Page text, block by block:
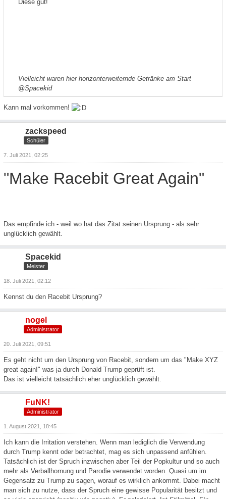
Diese gut!
Vielleicht waren hier horizonterweiternde Getränke am Start
@Spacekid
Kann mal vorkommen!
zackspeed
Schüler
7. Juli 2021, 02:25
"Make Racebit Great Again"
Das empfinde ich - weil wo hat das Zitat seinen Ursprung - als sehr
unglücklich gewählt.
Spacekid
Meister
18. Juli 2021, 02:12
Kennst du den Racebit Ursprung?
nogel
Administrator
20. Juli 2021, 09:51
Es geht nicht um den Ursprung von Racebit, sondern um das "Make XYZ
great again!" was ja durch Donald Trump geprüft ist.
Das ist vielleicht tatsächlich eher unglücklich gewählt.
FuNK!
Administrator
1. August 2021, 18:45
Ich kann die Irritation verstehen. Wenn man lediglich die Verwendung
durch Trump kennt oder betrachtet, mag es sich unpassend anfühlen.
Tatsächlich ist der Spruch inzwischen aber Teil der Popkultur und so auch
mehr als Verballhornung und Parodie verwendet worden. Quasi um im
Gegensatz zu Trump zu sagen, worauf es wirklich ankommt. Dabei macht
man sich zu nutze, dass der Spruch eine gewisse Popularität besitzt und